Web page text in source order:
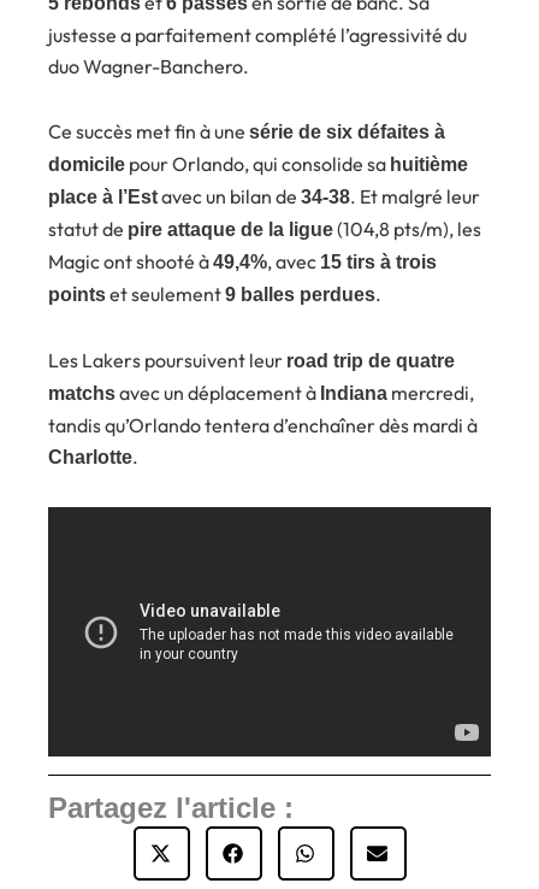
justesse a parfaitement complété l’agressivité du
duo Wagner-Banchero.
Ce succès met fin à une série de six défaites à
domicile pour Orlando, qui consolide sa huitième
place à l’Estavec un bilan de 34-38. Et malgré leur
statut de pire attaque de la ligue(104,8 pts/m), les
Magic ont shooté à49,4%, avec 15 tirs à trois
pointset seulement9 balles perdues.
Les Lakers poursuivent leur road trip de quatre
matchsavec un déplacement à Indiana mercredi,
tandis qu’Orlando tentera d’enchaîner dès mardi à
Charlotte.
Partagez l'article :